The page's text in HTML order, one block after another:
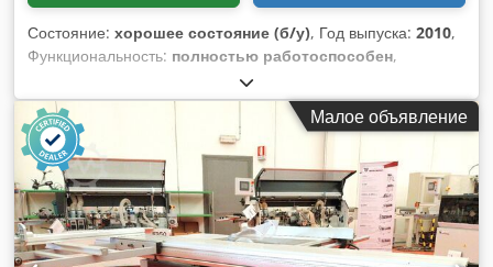
Состояние: хорошее состояние (б/у), Год выпуска: 2010,
Функциональность: полностью работоспособен,
, входное напряжение:
тип привода:электрический, длина стола:205 мм,
Оборудование:
Маркировка CE, частота вращения
плавно регулируемая
, Мы предлагаем к продаже
профессиональный, готовый к немедленному
использованию комплект оборудования для мастерской от
австрийского производителя премиум-класса Felder. В
комплект входят высокоточная циркулярная пила для
раскроя K 700 (год выпуска 2010) и соответствующая
Малое объявление